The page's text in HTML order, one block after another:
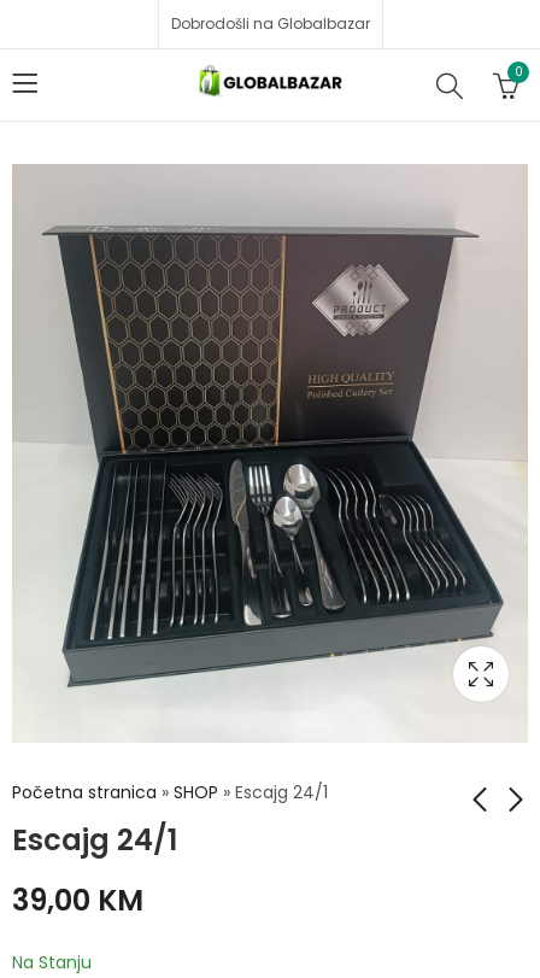
Dobrodošli na Globalbazar
0
Početna stranica » SHOP » Escajg 24/1
Escajg 24/1
39,00 KM
Na Stanju